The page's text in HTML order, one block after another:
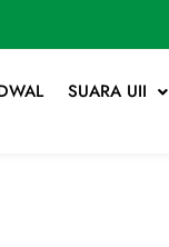
SUARA UII